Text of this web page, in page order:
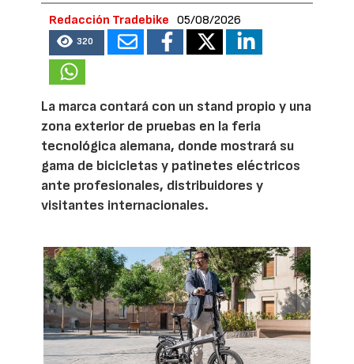
Redacción Tradebike 05/08/2026
320
La marca contará con un stand propio y una
zona exterior de pruebas en la feria
tecnológica alemana, donde mostrará su
gama de bicicletas y patinetes eléctricos
ante profesionales, distribuidores y
visitantes internacionales.